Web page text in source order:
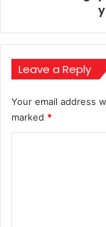
Leave a Reply
Your email address
marked *